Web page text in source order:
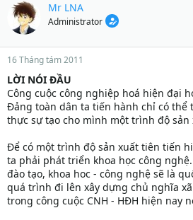
Mr LNA
Administrator
16 Tháng tám 2011
LỜI NÓI ĐẦU
Công cuộc công nghiệp hoá hiện đại
Đảng toàn dân ta tiến hành chỉ có thể
thực sự tạo cho mình một trình độ
Để có một trình độ sản xuất tiên tiến
ta phải phát triển khoa học công
đào tạo, khoa hoc - công nghệ sẽ là
quá trình đi lên xây dựng chủ nghĩa xã
trong công cuộc CNH - HĐH hiện nay